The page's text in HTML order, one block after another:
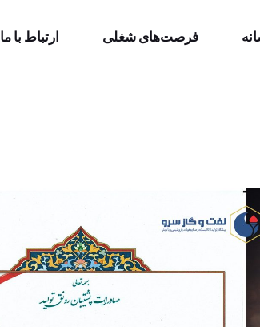
فرصت‌های شغلی ارتباط با ما
ارتباط با سرو